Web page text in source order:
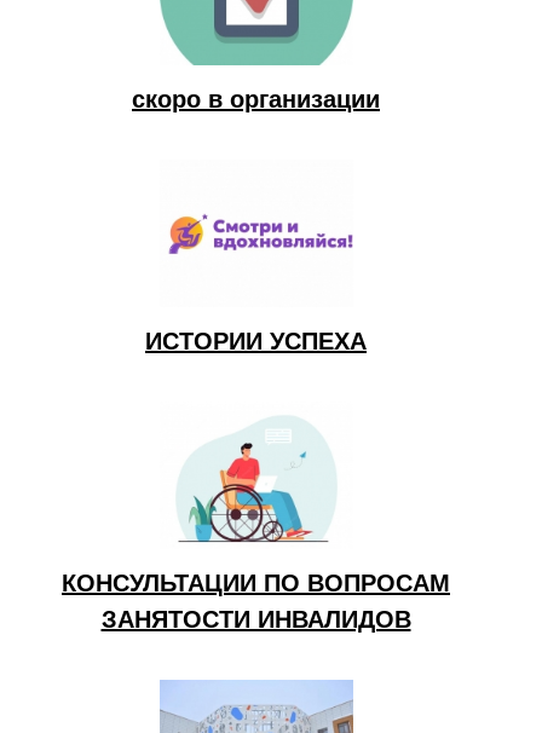
скоро в организации
ИСТОРИИ УСПЕХА
КОНСУЛЬТАЦИИ ПО ВОПРОСАМ
ЗАНЯТОСТИ ИНВАЛИДОВ